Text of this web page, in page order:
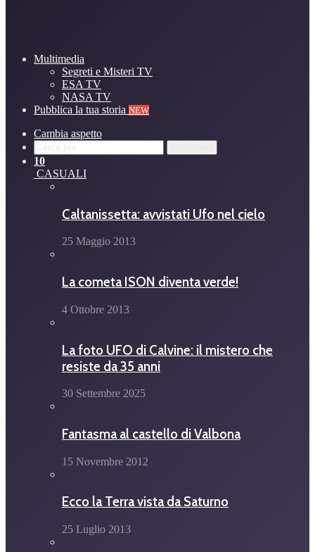
Multimedia
Segreti e Misteri TV
ESA TV
NASA TV
Pubblica la tua storia NEW
Cambia aspetto
10
CASUALI
Caltanissetta: avvistati Ufo nel cielo
25 Maggio 2013
La cometa ISON diventa verde!
4 Ottobre 2013
La foto UFO di Calvine: il mistero che
resiste da 35 anni
30 Settembre 2025
Fantasma al castello di Valbona
15 Novembre 2012
Ecco la Terra vista da Saturno
25 Luglio 2013